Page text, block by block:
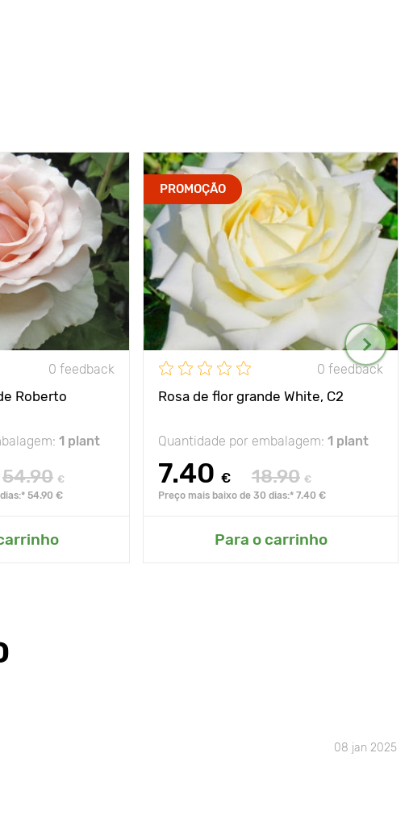
0 feedback
Roberto
1 plant
54.90 €
54.90 €
PROMOÇÃO
0 feedback
Rosa de flor grande White, C2
Quantidade por embalagem: 1 plant
7.40 € 18.90 €
Preço mais baixo de 30 dias:* 7.40 €
Para o carrinho
08 jan 2025